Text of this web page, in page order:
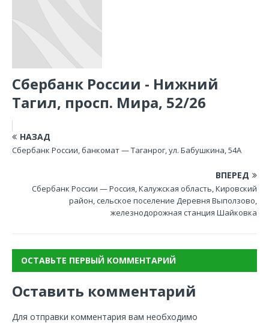
Сбербанк России - Нижний
Тагил, просп. Мира, 52/26
НАЗАД
Сбербанк России, банкомат — Таганрог, ул. Бабушкина, 54А
ВПЕРЕД
Сбербанк России — Россия, Калужская область, Кировский
район, сельское поселение Деревня Выползово,
железнодорожная станция Шайковка
ОСТАВЬТЕ ПЕРВЫЙ КОММЕНТАРИЙ
Оставить комментарий
Для отправки комментария вам необходимо